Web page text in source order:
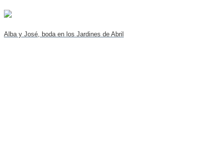
Alba y José, boda en los Jardines de Abril